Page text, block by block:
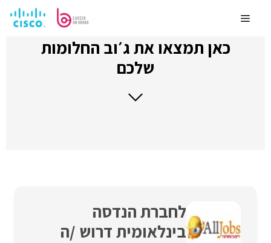
לתוכןMenu
כאן תמצאו את ג׳וב החלומות
שלכם
לחברת הנדסה
בינלאומית דרוש /ה